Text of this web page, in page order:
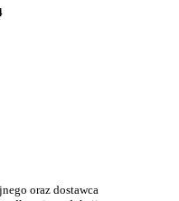
oraz dostawca